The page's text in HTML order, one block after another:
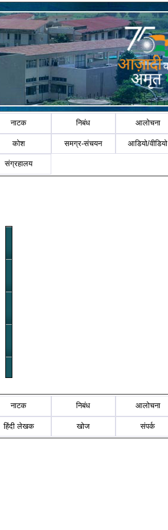
नाटक निबंध आलोचना
कोश समग्र-संचयन आडियो/वीडियो
संग्रहालय
नाटक निबंध आलोचना
हिंदी लेखक खोज संपर्क